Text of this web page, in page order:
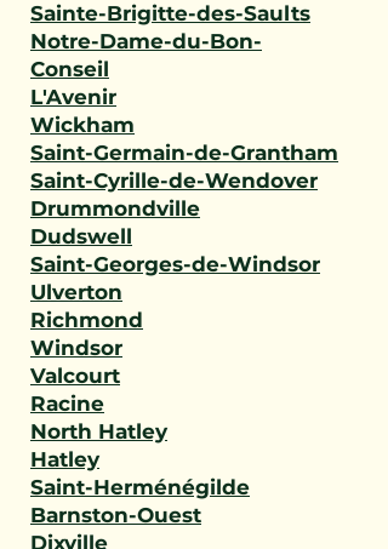
Sainte-Brigitte-des-Saults
Notre-Dame-du-Bon-
Conseil
L'Avenir
Wickham
Saint-Germain-de-Grantham
Saint-Cyrille-de-Wendover
Drummondville
Dudswell
Saint-Georges-de-Windsor
Ulverton
Richmond
Windsor
Valcourt
Racine
North Hatley
Hatley
Saint-Herménégilde
Barnston-Ouest
Dixville